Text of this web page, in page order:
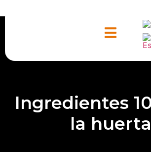
Ingredientes
la huerta